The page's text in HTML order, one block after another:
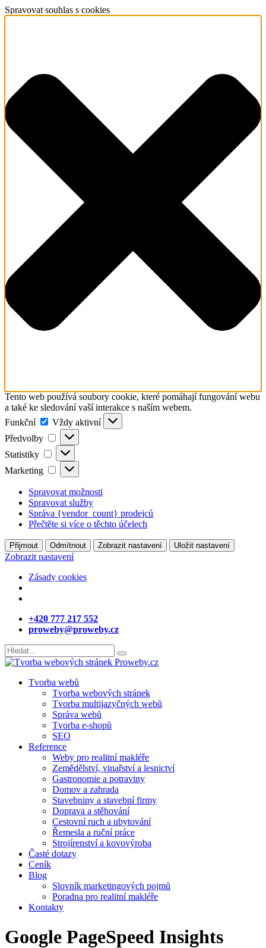
Spravovat souhlas s cookies
Tento web používá soubory cookie, které pomáhají fungování webu
a také ke sledování vaší interakce s naším webem.
Funkční
Funkční
Vždy aktivní
Předvolby
Předvolby
Statistiky Statistiky
Marketing Marketing
Spravovat možnosti
Spravovat služby
Správa {vendor_count} prodejců
Přečtěte si více o těchto účelech
Přijmout Odmítnout Zobrazit nastavení Uložit nastavení
Zobrazit nastavení
Zásady cookies
+420 777 217 552
proweby@proweby.cz
Tvorba webů
Tvorba webových stránek
Tvorba multijazyčných webů
Správa webů
Tvorba e-shopů
SEO
Reference
Weby pro realitní makléře
Zemědělství, vinařství a lesnictví
Gastronomie a potraviny
Domov a zahrada
Stavebniny a stavební firmy
Doprava a stěhování
Cestovní ruch a ubytování
Řemesla a ruční práce
Strojírenství a kovovýroba
Časté dotazy
Ceník
Blog
Slovník marketingových pojmů
Poradna pro realitní makléře
Kontakty
Google PageSpeed Insights